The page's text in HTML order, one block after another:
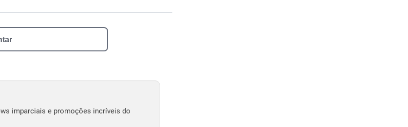
imparciais e promoções incríveis do